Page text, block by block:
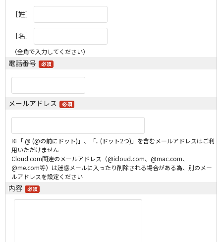
［姓］
［名］
（全角で入力してください）
電話番号
メールアドレス
※「.@ (@の前にドット)」、「.. (ドット2つ)」を含むメールアドレスはご利
用いただけません
Cloud.com関連のメールアドレス（@icloud.com、@mac.com、
@me.com等）は迷惑メールに入ったり削除される場合がある為、別のメー
ルアドレスを設定ください
内容